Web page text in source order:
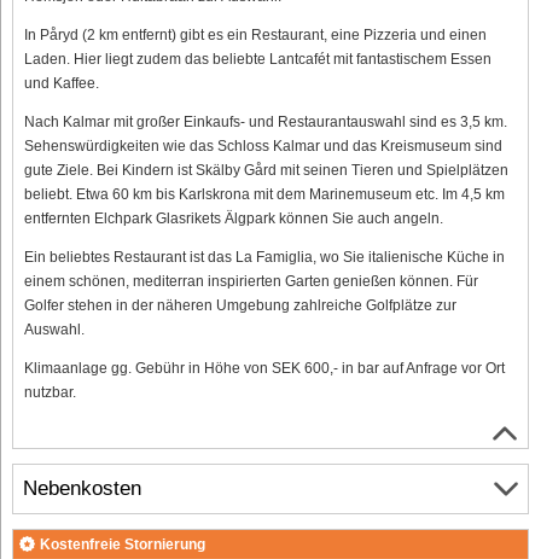
In Påryd (2 km entfernt) gibt es ein Restaurant, eine Pizzeria und einen
Laden. Hier liegt zudem das beliebte Lantcafét mit fantastischem Essen
und Kaffee.
Nach Kalmar mit großer Einkaufs- und Restaurantauswahl sind es 3,5 km.
Sehenswürdigkeiten wie das Schloss Kalmar und das Kreismuseum sind
gute Ziele. Bei Kindern ist Skälby Gård mit seinen Tieren und Spielplätzen
beliebt. Etwa 60 km bis Karlskrona mit dem Marinemuseum etc. Im 4,5 km
entfernten Elchpark Glasrikets Älgpark können Sie auch angeln.
Ein beliebtes Restaurant ist das La Famiglia, wo Sie italienische Küche in
einem schönen, mediterran inspirierten Garten genießen können. Für
Golfer stehen in der näheren Umgebung zahlreiche Golfplätze zur
Auswahl.
Klimaanlage gg. Gebühr in Höhe von SEK 600,- in bar auf Anfrage vor Ort
nutzbar.
Nebenkosten
Kostenfreie Stornierung